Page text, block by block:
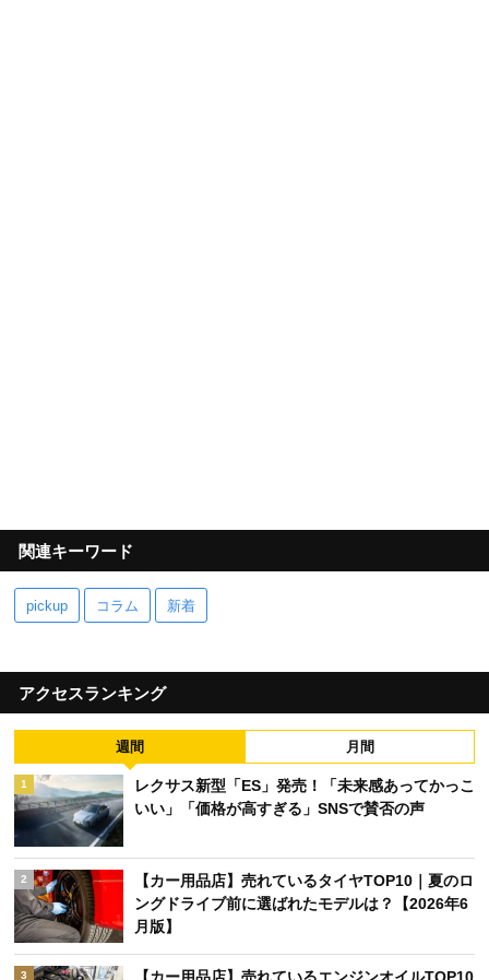
関連キーワード
pickup コラム 新着
アクセスランキング
週間 月間
1
レクサス新型「ES」発売！「未来感あってかっこ
いい」「価格が高すぎる」SNSで賛否の声
2
【カー用品店】売れているタイヤTOP10｜夏のロ
ングドライブ前に選ばれたモデルは？【2026年6
月版】
3